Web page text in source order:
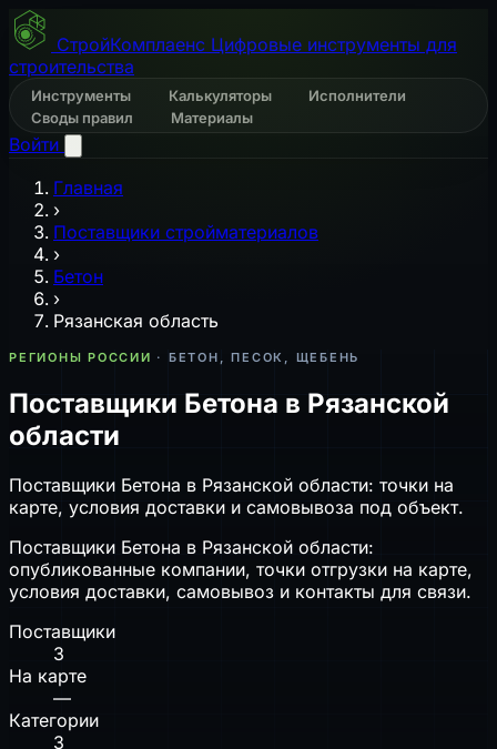
СтройКомплаенс Цифровые инструменты для
строительства
Инструменты Калькуляторы
Исполнители
Своды правил
Материалы
Войти
Главная
›
Поставщики стройматериалов
›
Бетон
›
Рязанская область
РЕГИОНЫ РОССИИ · БЕТОН, ПЕСОК, ЩЕБЕНЬ
Поставщики Бетона в Рязанской
области
Поставщики Бетона в Рязанской области: точки на
карте, условия доставки и самовывоза под объект.
Поставщики Бетона в Рязанской области:
опубликованные компании, точки отгрузки на карте,
условия доставки, самовывоз и контакты для связи.
Поставщики
3
На карте
—
Категории
3